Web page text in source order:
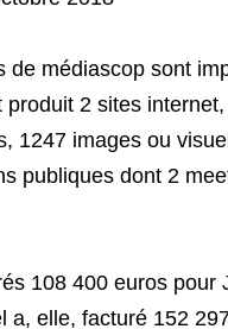
médiascop sont
2 sites
1247 images ou
publiques dont 2
108 400 euros pour
a, elle, facturé 152